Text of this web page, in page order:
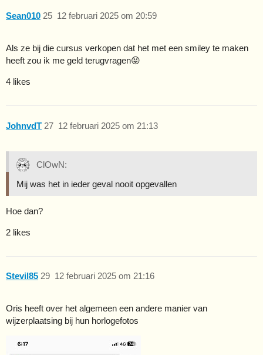
Sean010 12 februari 2025 om 20:59
25
Als ze bij die cursus verkopen dat het met een smiley te maken
heeft zou ik me geld terugvragen😝
4 likes
JohnvdT 12 februari 2025 om 21:13
27
ClOwN:
Mij was het in ieder geval nooit opgevallen
Hoe dan?
2 likes
Stevil85 12 februari 2025 om 21:16
29
Oris heeft over het algemeen een andere manier van
wijzerplaatsing bij hun horlogefotos